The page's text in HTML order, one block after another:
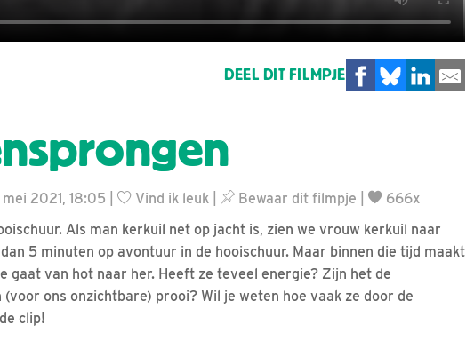
DEEL DIT FILMPJE
2021, 18:05 | Vind ik leuk Bewaar dit filmpje
666x
Als man kerkuil net op jacht is, zien we vrouw kerkuil naar
5 minuten op avontuur in de hooischuur. Maar binnen die tijd maakt
gaat van hot naar her. Heeft ze teveel energie? Zijn het de
ons onzichtbare) prooi? Wil je weten hoe vaak ze door de
clip!